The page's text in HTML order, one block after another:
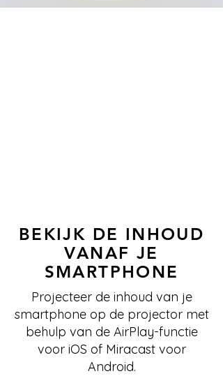
BEKIJK DE INHOUD
VANAF JE
SMARTPHONE
Projecteer de inhoud van je
smartphone op de projector met
behulp van de AirPlay-functie
voor iOS of Miracast voor
Android.